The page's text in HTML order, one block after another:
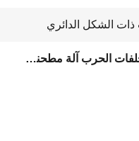
ذات الشكل الدائري
المتفجرات من مخلفات الحرب آلة مطحنة الأنبوب السريع